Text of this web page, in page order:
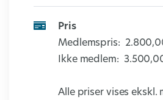
Pris
Medlemspris:
Ikke medlem:
Alle priser vises ekskl.